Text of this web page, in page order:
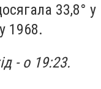
33,8° у
1968.
- о 19:23.